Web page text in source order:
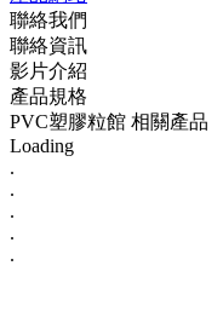
聯絡我們
聯絡資訊
影片介紹
產品規格
PVC塑膠粒館 相關產品
Loading
.
.
.
.
.